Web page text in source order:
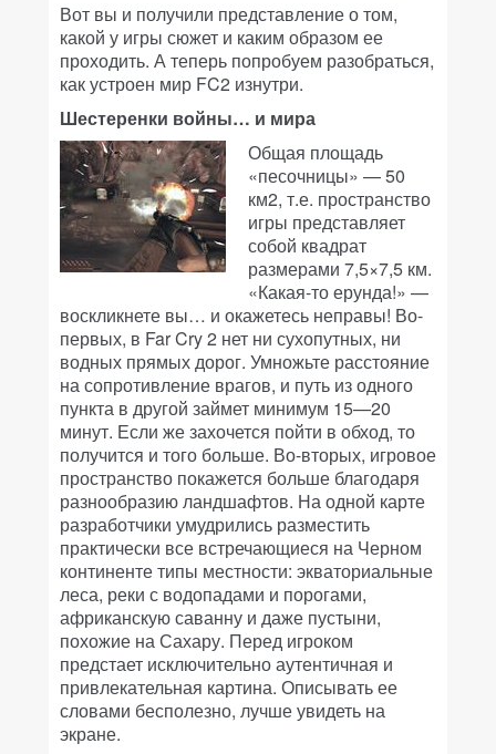
Вот вы и получили представление о том,
какой у игры сюжет и каким образом ее
проходить. А теперь попробуем разобраться,
как устроен мир FC2 изнутри.
Шестеренки войны… и мира
Общая площадь
«песочницы» — 50
км2, т.е. пространство
игры представляет
собой квадрат
размерами 7,5×7,5 км.
«Какая-то ерунда!» —
воскликнете вы… и окажетесь неправы! Во-
первых, в Far Cry 2 нет ни сухопутных, ни
водных прямых дорог. Умножьте расстояние
на сопротивление врагов, и путь из одного
пункта в другой займет минимум 15—20
минут. Если же захочется пойти в обход, то
получится и того больше. Во-вторых, игровое
пространство покажется больше благодаря
разнообразию ландшафтов. На одной карте
разработчики умудрились разместить
практически все встречающиеся на Черном
континенте типы местности: экваториальные
леса, реки с водопадами и порогами,
африканскую саванну и даже пустыни,
похожие на Сахару. Перед игроком
предстает исключительно аутентичная и
привлекательная картина. Описывать ее
словами бесполезно, лучше увидеть на
экране.